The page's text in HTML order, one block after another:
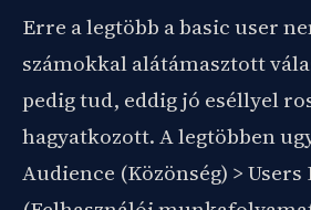
Erre a legtöbb a basic user
számokkal alátámasztott
pedig tud, eddig jó eséllyel
hagyatkozott. A legtöbben
Audience (Közönség) > Users